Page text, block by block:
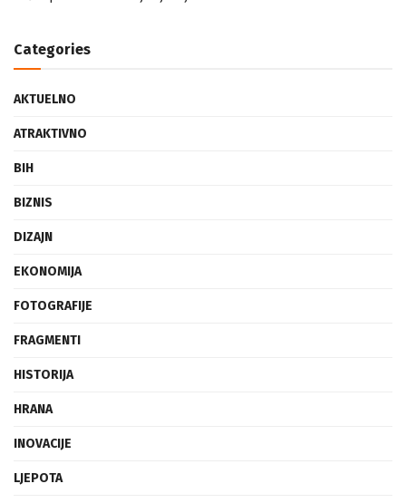
Categories
AKTUELNO
ATRAKTIVNO
BIH
BIZNIS
DIZAJN
EKONOMIJA
FOTOGRAFIJE
FRAGMENTI
HISTORIJA
HRANA
INOVACIJE
LJEPOTA